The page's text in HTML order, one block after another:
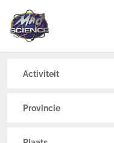
Activiteit
Provincie